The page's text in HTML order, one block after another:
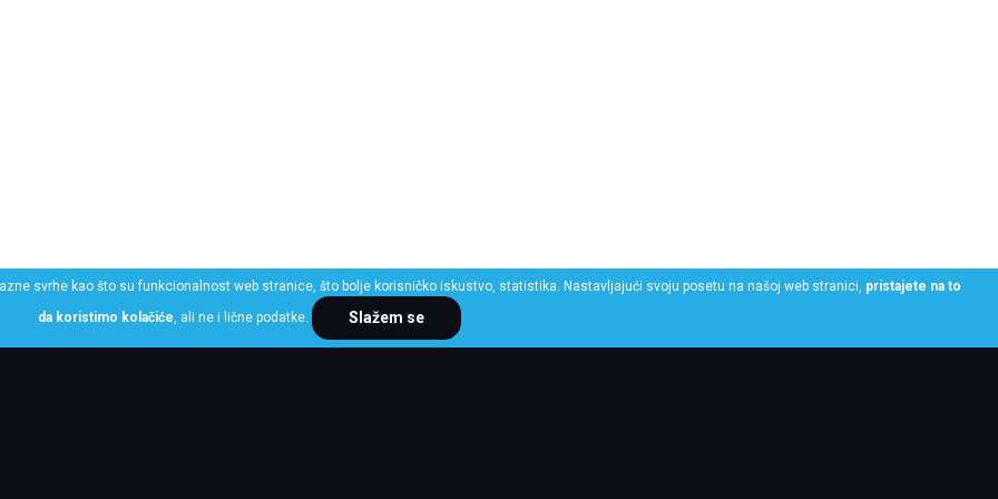
svrhe kao što su funkcionalnost web stranice, što bolje korisničko iskustvo, statistika. Nastavljajući svoju posetu na našoj web stranici, pristajete na to
da koristimo kolačiće , ali ne i lične podatke. Slažem se